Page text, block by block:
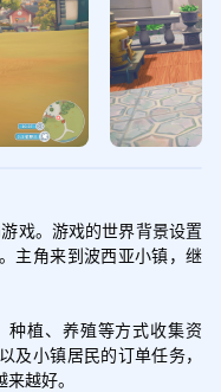
戏。游戏的世界背景设置
主角来到波西亚小镇，继
种植、养殖等方式收集资
及小镇居民的订单任务，
越好。